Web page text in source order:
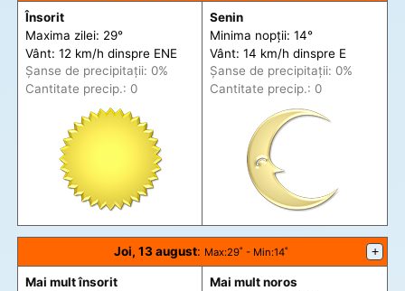
Însorit
Maxima zilei: 29°
Vânt: 12 km/h dinspre ENE
Șanse de precipitații: 0%
Cantitate precip.: 0
Senin
Minima nopții: 14°
Vânt: 14 km/h dinspre E
Șanse de precipitații: 0%
Cantitate precip.: 0
Joi, 13 august: Max:29˚ - Min:14˚ +
Mai mult însorit
Mai mult noros